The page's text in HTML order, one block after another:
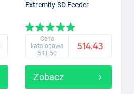
Extremity SD Feeder
Cena
katalogowa
541.50
514.43
Zobacz